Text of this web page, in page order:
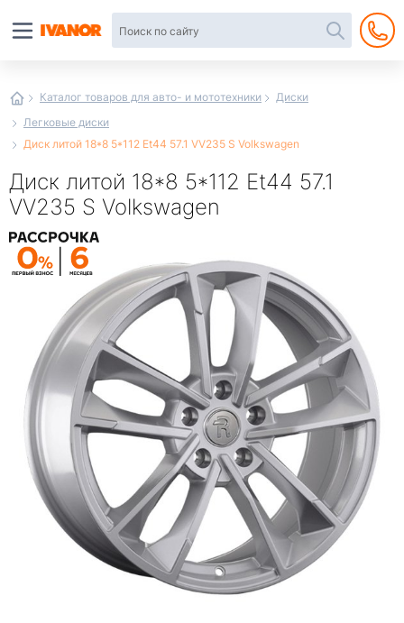
Каталог товаров для авто- и мототехники
Диски
Легковые диски
Диск литой 18*8 5*112 Et44 57.1 VV235 S Volkswagen
Диск литой 18*8 5*112 Et44 57.1
VV235 S Volkswagen
интернет-